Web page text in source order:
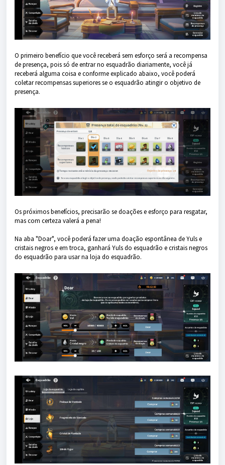
O primeiro benefício que você receberá sem esforço será a recompensa
de presença, pois só de entrar no esquadrão diariamente, você já
receberá alguma coisa e conforme explicado abaixo, você poderá
coletar recompensas superiores se o esquadrão atingir o objetivo de
presença.
Os próximos benefícios, precisarão se doações e esforço para resgatar,
mas com certeza valerá a pena!
Na aba "Doar", você poderá fazer uma doação espontânea de Yuls e
cristais negros e em troca, ganhará Yuls do esquadrão e cristais negros
do esquadrão para usar na loja do esquadrão.